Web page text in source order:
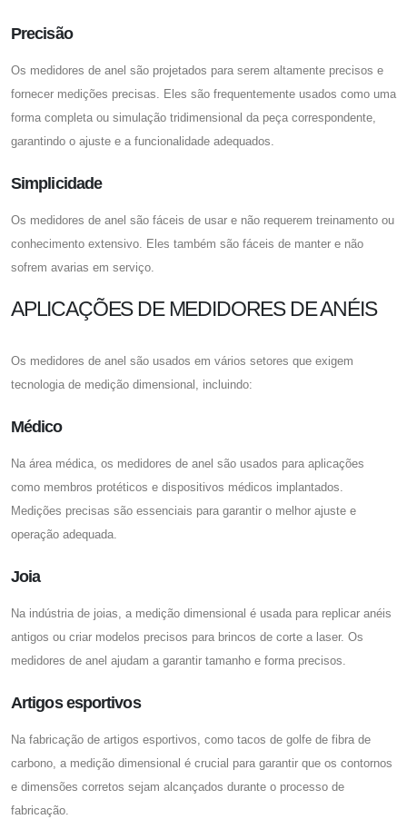
Precisão
Os medidores de anel são projetados para serem altamente precisos e
fornecer medições precisas. Eles são frequentemente usados ​​como uma
forma completa ou simulação tridimensional da peça correspondente,
garantindo o ajuste e a funcionalidade adequados.
Simplicidade
Os medidores de anel são fáceis de usar e não requerem treinamento ou
conhecimento extensivo. Eles também são fáceis de manter e não
sofrem avarias em serviço.
APLICAÇÕES DE MEDIDORES DE ANÉIS
Os medidores de anel são usados ​​em vários setores que exigem
tecnologia de medição dimensional, incluindo:
Médico
Na área médica, os medidores de anel são usados ​​para aplicações
como membros protéticos e dispositivos médicos implantados.
Medições precisas são essenciais para garantir o melhor ajuste e
operação adequada.
Joia
Na indústria de joias, a medição dimensional é usada para replicar anéis
antigos ou criar modelos precisos para brincos de corte a laser. Os
medidores de anel ajudam a garantir tamanho e forma precisos.
Artigos esportivos
Na fabricação de artigos esportivos, como tacos de golfe de fibra de
carbono, a medição dimensional é crucial para garantir que os contornos
e dimensões corretos sejam alcançados durante o processo de
fabricação.